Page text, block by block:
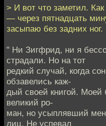
> И вот что заметил.
— через пятнадцать
засыпаю без задних ног.
" Ни Зигфрид, ни я
страдали. Но на тот
редкий случай, когда
обзавелись каж-
дый своей книгой.
великий ро-
ман, но усыплявший
лиц. Не успевал